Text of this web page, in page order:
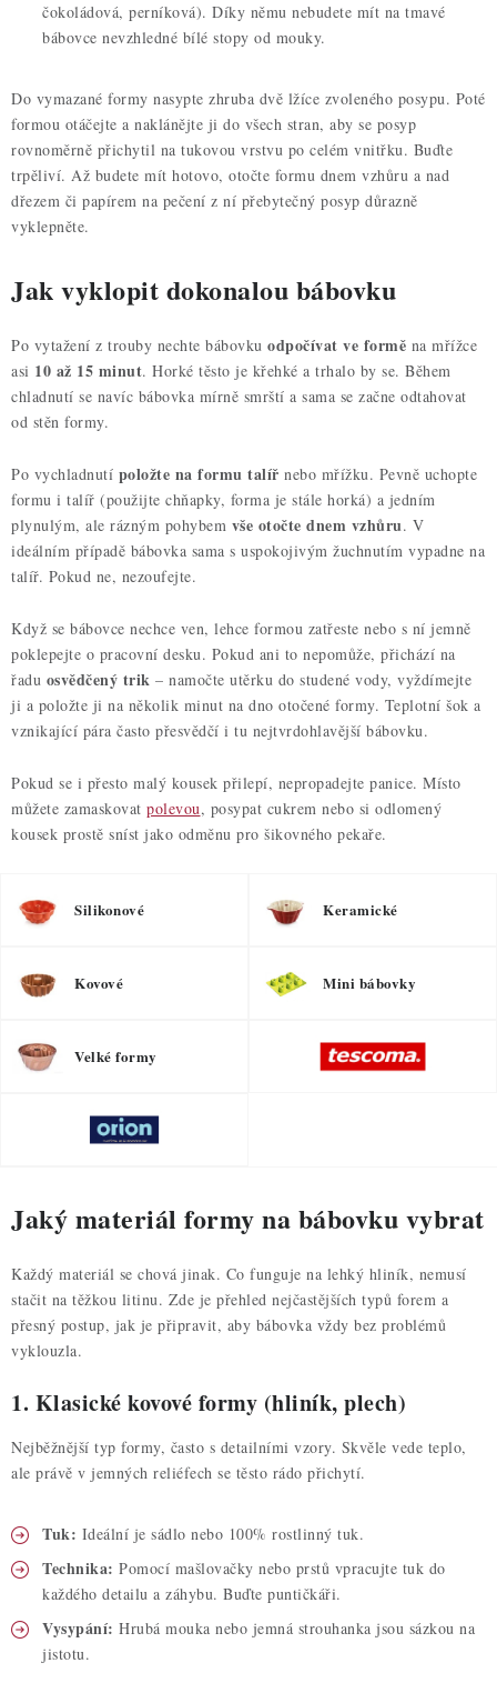
čokoládová, perníková). Díky němu nebudete mít na tmavé
bábovce nevzhledné bílé stopy od mouky.
Do vymazané formy nasypte zhruba dvě lžíce zvoleného posypu. Poté
formou otáčejte a naklánějte ji do všech stran, aby se posyp
rovnoměrně přichytil na tukovou vrstvu po celém vnitřku. Buďte
trpěliví. Až budete mít hotovo, otočte formu dnem vzhůru a nad
dřezem či papírem na pečení z ní přebytečný posyp důrazně
vyklepněte.
Jak vyklopit dokonalou bábovku
Po vytažení z trouby nechte bábovku odpočívat ve formě na mřížce
asi 10 až 15 minut. Horké těsto je křehké a trhalo by se. Během
chladnutí se navíc bábovka mírně smrští a sama se začne odtahovat
od stěn formy.
Po vychladnutí položte na formu talíř nebo mřížku. Pevně uchopte
formu i talíř (použijte chňapky, forma je stále horká) a jedním
plynulým, ale rázným pohybem vše otočte dnem vzhůru. V
ideálním případě bábovka sama s uspokojivým žuchnutím vypadne na
talíř. Pokud ne, nezoufejte.
Když se bábovce nechce ven, lehce formou zatřeste nebo s ní jemně
poklepejte o pracovní desku. Pokud ani to nepomůže, přichází na
řadu osvědčený trik – namočte utěrku do studené vody, vyždímejte
ji a položte ji na několik minut na dno otočené formy. Teplotní šok a
vznikající pára často přesvědčí i tu nejtvrdohlavější bábovku.
Pokud se i přesto malý kousek přilepí, nepropadejte panice. Místo
můžete zamaskovat polevou, posypat cukrem nebo si odlomený
kousek prostě sníst jako odměnu pro šikovného pekaře.
Silikonové Keramické
Kovové Mini bábovky
Velké formy
Jaký materiál formy na bábovku vybrat
Každý materiál se chová jinak. Co funguje na lehký hliník, nemusí
stačit na těžkou litinu. Zde je přehled nejčastějších typů forem a
přesný postup, jak je připravit, aby bábovka vždy bez problémů
vyklouzla.
1. Klasické kovové formy (hliník, plech)
Nejběžnější typ formy, často s detailními vzory. Skvěle vede teplo,
ale právě v jemných reliéfech se těsto rádo přichytí.
Tuk: Ideální je sádlo nebo 100% rostlinný tuk.
Technika: Pomocí mašlovačky nebo prstů vpracujte tuk do
každého detailu a záhybu. Buďte puntičkáři.
Vysypání: Hrubá mouka nebo jemná strouhanka jsou sázkou na
jistotu.